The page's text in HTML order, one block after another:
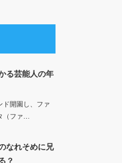
る芸能人の年
ド開園し、ファ
（ファ…
なれそめに兄
？